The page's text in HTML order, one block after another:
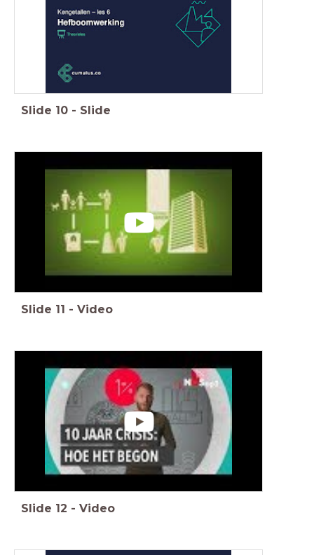
Slide 10 - Slide
Slide 11 - Video
Slide 12 - Video